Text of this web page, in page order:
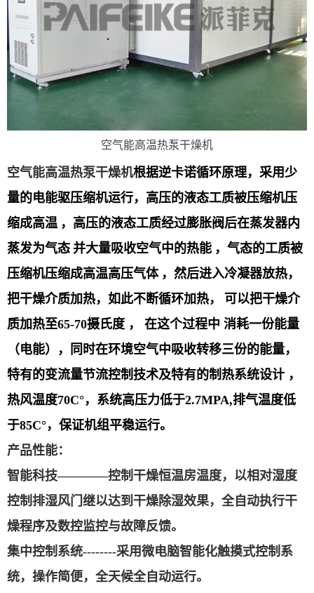
空气能高温热泵干燥机
空气能高温热泵干燥机根据逆卡诺循环原理，采用少
量的电能驱压缩机运行，高压的液态工质被压缩机压
缩成高温 ，高压的液态工质经过膨胀阀后在蒸发器内
蒸发为气态 并大量吸收空气中的热能 ，气态的工质被
压缩机压缩成高温高压气体 ，然后进入冷凝器放热，
把干燥介质加热，如此不断循环加热，
可以把干燥介
质加热至65-70摄氏度 ， 在这个过程中 消耗一份能量
（电能），同时在环境空气中吸收转移三份的能量，
特有的变流量节流控制技术及特有的制热系统设计 ，
热风温度70C°，系统高压力低于2.7MPA,排气温度低
于85C°，保证机组平稳运行。
产品性能：
智能科技————控制干燥恒温房温度，以相对湿度
控制排湿风门继以达到干燥除湿效果，全自动执行干
燥程序及数控监控与故障反馈。
集中控制系统--------采用微电脑智能化触摸式控制系
统，操作简便，全天候全自动运行。